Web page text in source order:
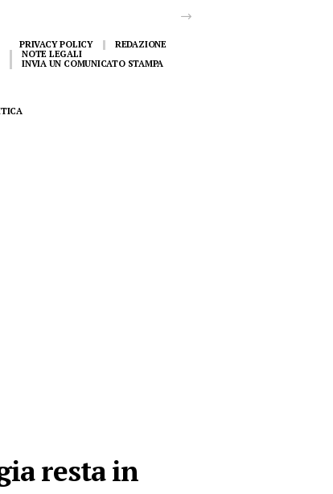
PRIVACY POLICY
REDAZIONE
NOTE LEGALI
INVIA UN COMUNICATO STAMPA
resta in